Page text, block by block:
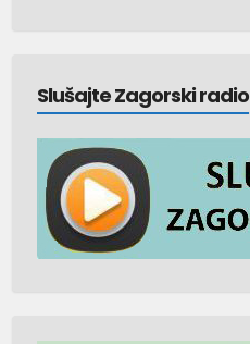
Slušajte Zagorski radio